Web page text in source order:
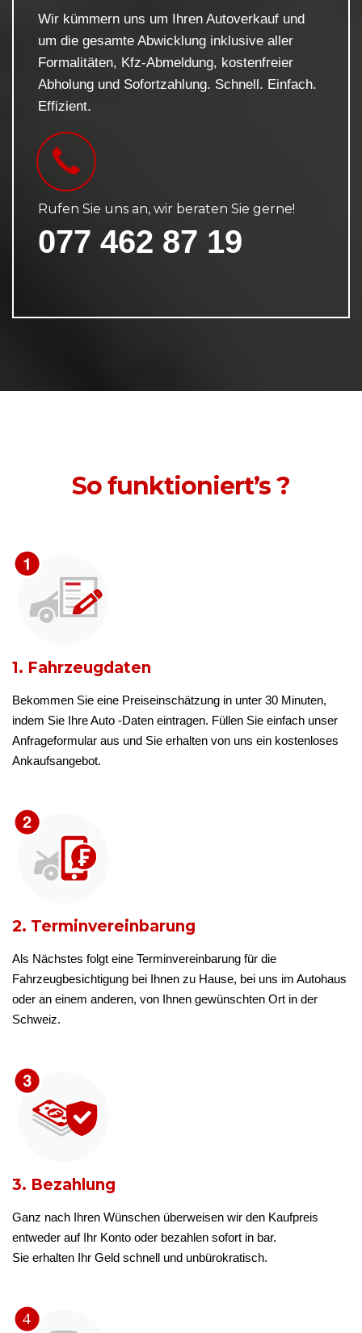
Wir kümmern uns um Ihren Autoverkauf und
um die gesamte Abwicklung inklusive aller
Formalitäten, Kfz-Abmeldung, kostenfreier
Abholung und Sofortzahlung. Schnell. Einfach.
Effizient.
Rufen Sie uns an, wir beraten Sie gerne!
077 462 87 19
So funktioniert’s ?
1. Fahrzeugdaten
Bekommen Sie eine Preiseinschätzung in unter 30 Minuten,
indem Sie Ihre Auto -Daten eintragen. Füllen Sie einfach unser
Anfrageformular aus und Sie erhalten von uns ein kostenloses
Ankaufsangebot.
2. Terminvereinbarung
Als Nächstes folgt eine Terminvereinbarung für die
Fahrzeugbesichtigung bei Ihnen zu Hause, bei uns im Autohaus
oder an einem anderen, von Ihnen gewünschten Ort in der
Schweiz.
3. Bezahlung
Ganz nach Ihren Wünschen überweisen wir den Kaufpreis
entweder auf Ihr Konto oder bezahlen sofort in bar.
Sie erhalten Ihr Geld schnell und unbürokratisch.